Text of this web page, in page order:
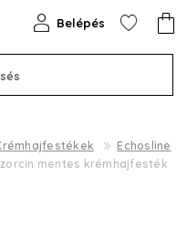
Belépés
Echosline
mentes krémhajfesték